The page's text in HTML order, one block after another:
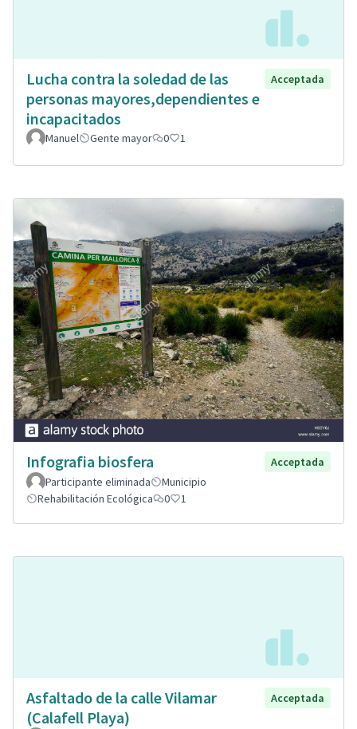
Lucha contra la soledad de las
personas mayores,dependientes e
incapacitados
Acceptada
Manuel Gente mayor 0 1
Infografia biosfera
Acceptada
Participante eliminada
Municipio
Rehabilitación Ecológica
0 1
Asfaltado de la calle Vilamar
(Calafell Playa)
Acceptada